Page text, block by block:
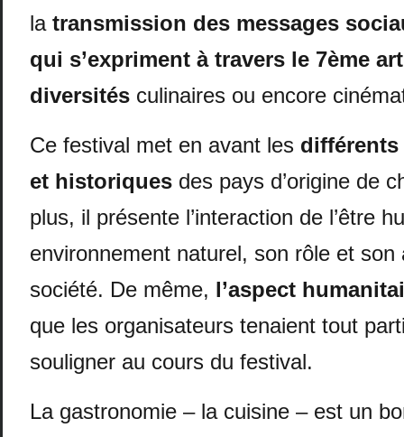
la transmission des messages
qui s’expriment à travers le 7èmeart
diversitésculinaires ou encore
Ce festival met en avant les
et historiquesdes pays d’origine de
plus, il présente l’interaction de l’être
environnement naturel, son rôle et son
société. De même, l’aspect
que les organisateurs tenaient tout
souligner au cours du festival.
La gastronomie – la cuisine – est un